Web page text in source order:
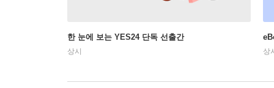
한 눈에 보는 YES24 단독 선출간
상시 상